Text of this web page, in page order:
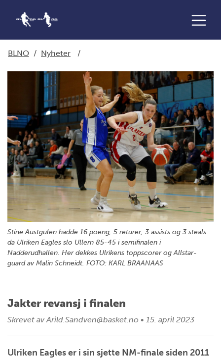
BLNO / Nyheter /
Stine Austgulen hadde 16 poeng, 5 returer, 3 assists og 3 steals
da Ulriken Eagles slo Ullern 85-45 i semifinalen i
Nadderudhallen. Her dekkes Ulrikens toppscorer og Allstar-
guard av Malin Schneidt. FOTO: KARL BRAANAAS
Jakter revansj i finalen
Skrevet av Arild.Sandven@basket.no • 15. april 2023
Ulriken Eagles er i sin sjette NM-finale siden 2011